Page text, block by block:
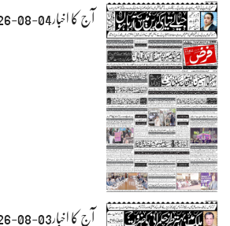
آج کا اخبار04-08-2026
آج کا اخبار03-08-2026